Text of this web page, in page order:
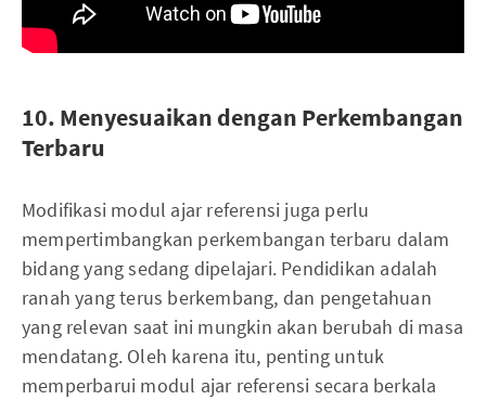
10. Menyesuaikan dengan Perkembangan
Terbaru
Modifikasi modul ajar referensi juga perlu
mempertimbangkan perkembangan terbaru dalam
bidang yang sedang dipelajari. Pendidikan adalah
ranah yang terus berkembang, dan pengetahuan
yang relevan saat ini mungkin akan berubah di masa
mendatang. Oleh karena itu, penting untuk
memperbarui modul ajar referensi secara berkala